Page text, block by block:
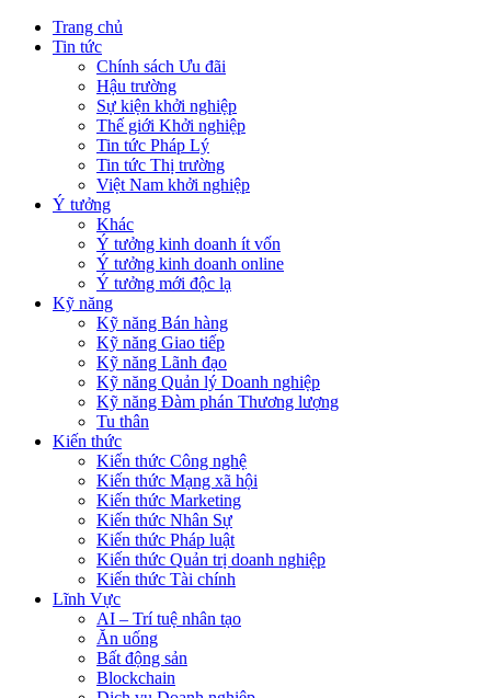
Trang chủ
Tin tức
Chính sách Ưu đãi
Hậu trường
Sự kiện khởi nghiệp
Thế giới Khởi nghiệp
Tin tức Pháp Lý
Tin tức Thị trường
Việt Nam khởi nghiệp
Ý tưởng
Khác
Ý tưởng kinh doanh ít vốn
Ý tưởng kinh doanh online
Ý tưởng mới độc lạ
Kỹ năng
Kỹ năng Bán hàng
Kỹ năng Giao tiếp
Kỹ năng Lãnh đạo
Kỹ năng Quản lý Doanh nghiệp
Kỹ năng Đàm phán Thương lượng
Tu thân
Kiến thức
Kiến thức Công nghệ
Kiến thức Mạng xã hội
Kiến thức Marketing
Kiến thức Nhân Sự
Kiến thức Pháp luật
Kiến thức Quản trị doanh nghiệp
Kiến thức Tài chính
Lĩnh Vực
AI – Trí tuệ nhân tạo
Ăn uống
Bất động sản
Blockchain